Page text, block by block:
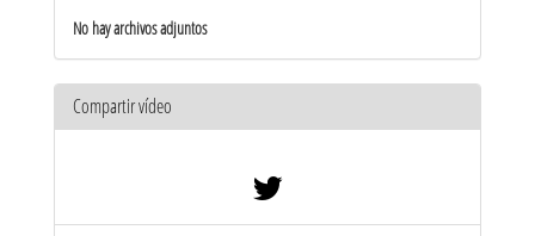
No hay archivos adjuntos
Compartir vídeo